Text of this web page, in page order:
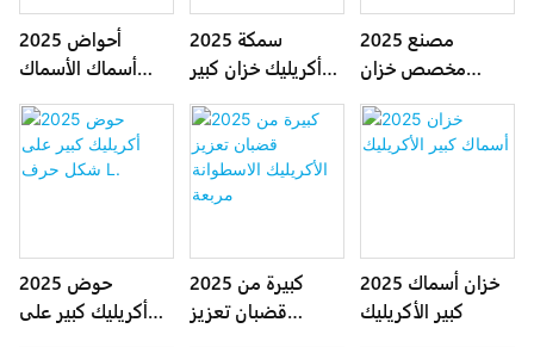
2025 أحواض
أسماك الأسماك
2025 سمكة
أكريليك خزان كبير
2025 مصنع
مخصص خزان
الزجاجية الأكريليك
2025 حوض
أكريليك كبير على
2025 كبيرة من
قضبان تعزيز
2025 خزان أسماك
كبير الأكريليك